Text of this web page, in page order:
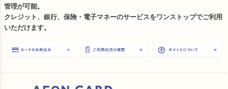
管理が可能。
クレジット、銀行、保険・電子マネーのサービスをワンストップでご利用
いただけます。